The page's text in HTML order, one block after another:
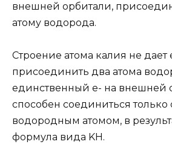
внешней орбитали,
атому водорода.
Строение атома калия не дает
присоединить два атома
единственный e- на внешней
способен соединиться
водородным атомом, в
формула вида KH.